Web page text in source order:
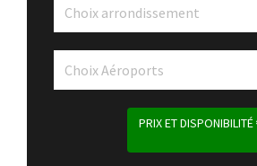
PRIX ET DISPONIBILITÉ